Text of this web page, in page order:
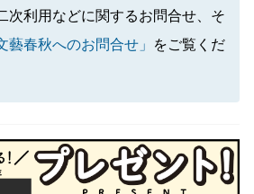
次利用などに関するお問合せ、そ
藝春秋へのお問合せ」
をご覧くだ